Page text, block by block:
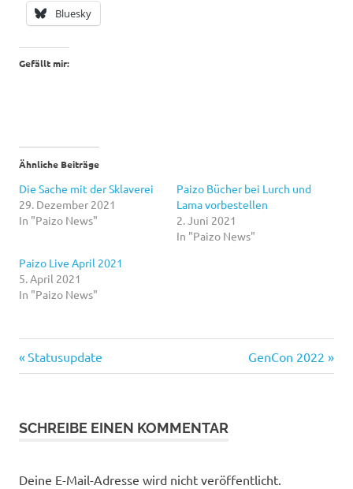
Bluesky
Gefällt mir:
Ähnliche Beiträge
Die Sache mit der Sklaverei
29. Dezember 2021
In "Paizo News"
Paizo Bücher bei Lurch und
Lama vorbestellen
2. Juni 2021
In "Paizo News"
Paizo Live April 2021
5. April 2021
In "Paizo News"
Beitragsnavigation
Vorheriger
Beitrag:
Statusupdate
Nächster
Beitrag:
GenCon 2022
SCHREIBE EINEN KOMMENTAR
Deine E-Mail-Adresse wird nicht veröffentlicht.